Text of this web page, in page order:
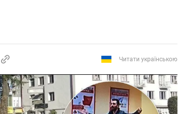
Читати українською